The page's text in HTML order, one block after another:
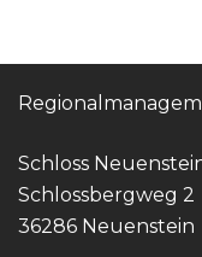
Schloss
Schlossbergweg 2
36286 Neuenstein